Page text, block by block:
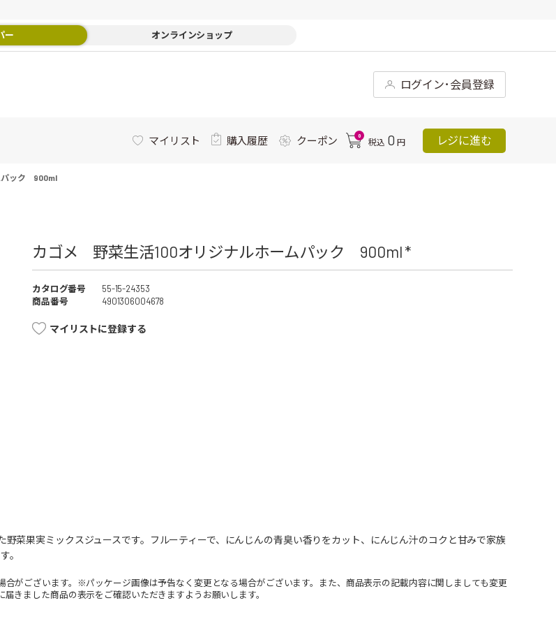
ー オンラインショップ
ログイン･会員登録
マイリスト 購入履歴 クーポン 0
税込 0 円 レジに進む
パック 900ml
カゴメ 野菜生活100オリジナルホームパック 900ml *
カタログ番号
55-15-24353
商品番号
4901306004678
マイリストに登録する
野菜果実ミックスジュースです。フルーティーで、にんじんの青臭い香りをカット、にんじん汁のコクと甘みで家族
。
がございます。※パッケージ画像は予告なく変更となる場合がございます。また、商品表示の記載内容に関しましても変更
きました商品の表示をご確認いただきますようお願いします。